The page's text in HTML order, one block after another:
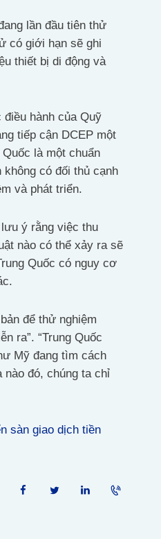
lần đầu tiên thử
có giới hạn sẽ ghi
thiết bị di động và
điều hành của Quỹ
tiếp cận DCEP một
là một chuẩn
có đối thủ cạnh
và phát triển.
ý rằng việc thu
nào có thể xảy ra sẽ
Quốc có nguy cơ
để thử nghiệm
ra”. “Trung Quốc
Mỹ đang tìm cách
nào đó, chúng ta chỉ
sàn giao dịch tiền